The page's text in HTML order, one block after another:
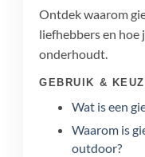
Ontdek waarom
liefhebbers en hoe
onderhoudt.
GEBRUIK &
Wat is een
Waarom is
outdoor?